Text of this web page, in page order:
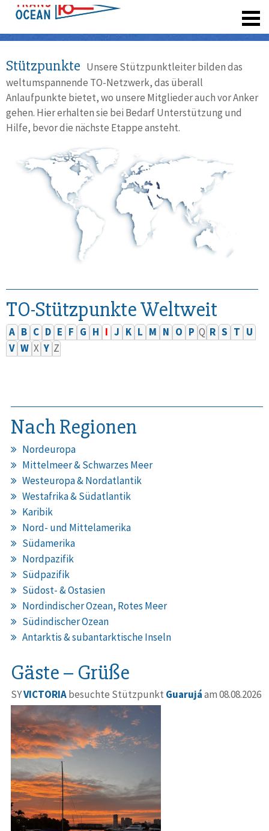
Stützpunkte Unsere Stützpunktleiter bilden das
weltumspannende TO-Netzwerk, das überall
Anlaufpunkte bietet, wo unsere Mitglieder auch vor Anker
gehen. Hier erhalten sie bei Bedarf Unterstützung und
Hilfe, bevor die nächste Etappe ansteht.
TO-Stützpunkte Weltweit
A B C D E F G H I J K L M N O P Q R S T U
V W X Y Z
Nach Regionen
Nordeuropa
Mittelmeer & Schwarzes Meer
Westeuropa & Nordatlantik
Westafrika & Südatlantik
Karibik
Nord- und Mittelamerika
Südamerika
Nordpazifik
Südpazifik
Südost- & Ostasien
Nordindischer Ozean, Rotes Meer
Südindischer Ozean
Antarktis & subantarktische Inseln
Gäste – Grüße
SYVICTORIAbesuchte Stützpunkt Guarujáam 08.08.2026